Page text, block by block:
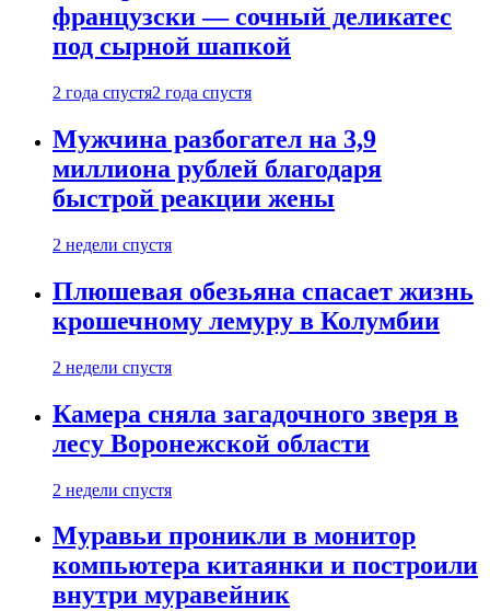
французски — сочный деликатес
под сырной шапкой
2 года спустя2 года спустя
Мужчина разбогател на 3,9
миллиона рублей благодаря
быстрой реакции жены
2 недели спустя
Плюшевая обезьяна спасает жизнь
крошечному лемуру в Колумбии
2 недели спустя
Камера сняла загадочного зверя в
лесу Воронежской области
2 недели спустя
Муравьи проникли в монитор
компьютера китаянки и построили
внутри муравейник